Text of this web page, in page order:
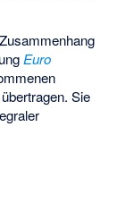
Euro
übertragen. Sie